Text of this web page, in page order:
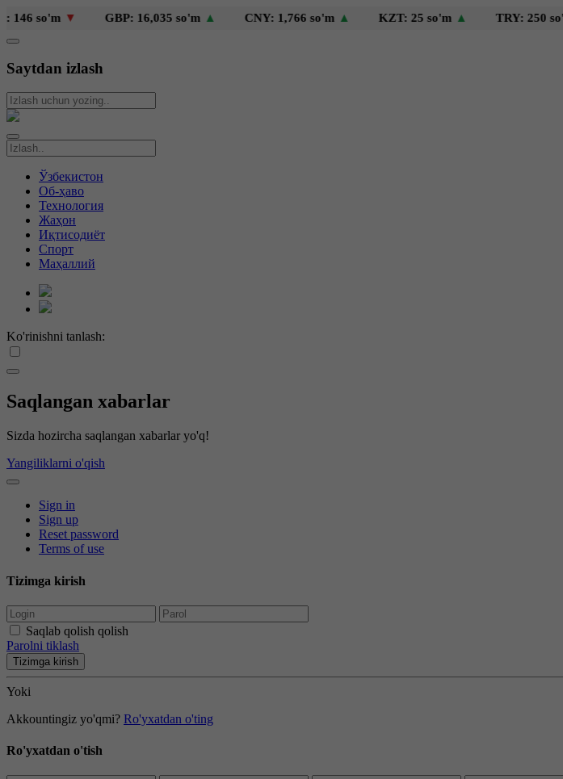
▼ GBP: 16,035 so'm▲ CNY: 1,766 so'm▲ KZT: 25 so'm▲ TRY: 250 so'm▲
Saytdan izlash
Ўзбекистон
Об-ҳаво
Технология
Жаҳон
Иқтисодиёт
Спорт
Маҳаллий
Ko'rinishni tanlash:
Saqlangan xabarlar
Sizda hozircha saqlangan xabarlar yo'q!
Yangiliklarni o'qish
Sign in
Sign up
Reset password
Terms of use
Tizimga kirish
Saqlab qolish qolish
Parolni tiklash
Tizimga kirish
Yoki
Akkountingiz yo'qmi? Ro'yxatdan o'ting
Ro'yxatdan o'tish